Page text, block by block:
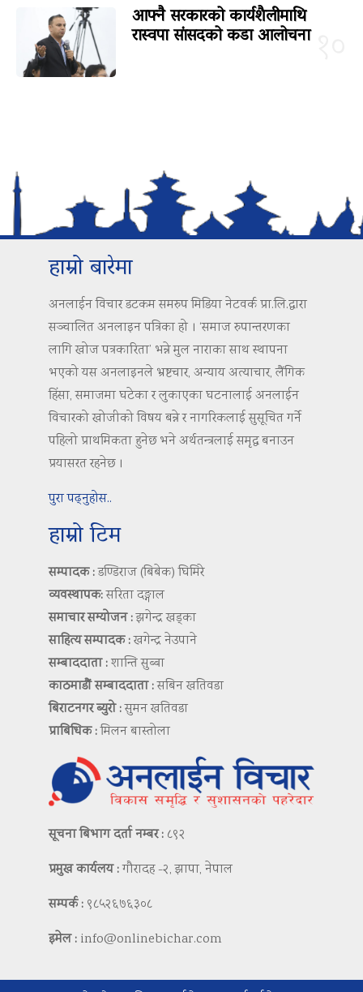
आफ्नै सरकारको कार्यशैलीमाथि
रास्वपा सांसदको कडा आलोचना
हाम्रो बारेमा
अनलाईन विचार डटकम समरुप मिडिया नेटवर्क प्रा.लि.द्वारा
सञ्चालित अनलाइन पत्रिका हो । ‘समाज रुपान्तरणका
लागि खोज पत्रकारिता’ भन्ने मुल नाराका साथ स्थापना
भएको यस अनलाइनले भ्रष्टचार, अन्याय अत्याचार, लैंगिक
हिंसा, समाजमा घटेका र लुकाएका घटनालाई अनलाईन
विचारको खोजीको विषय बन्ने र नागरिकलाई सुसूचित गर्ने
पहिलो प्राथमिकता हुनेछ भने अर्थतन्त्रलाई समृद्ध बनाउन
प्रयासरत रहनेछ ।
पुरा पढ्नुहोस..
हाम्रो टिम
सम्पादक :डण्डिराज (बिबेक) घिमिरे
व्यवस्थापक:सरिता दङ्गाल
समाचार सम्योजन :झगेन्द्र खड्का
साहित्य सम्पादक :खगेन्द्र नेउपाने
सम्बाददाता :शान्ति सुब्बा
काठमाडौं सम्बाददाता :सबिन खतिवडा
बिराटनगर ब्युरो :सुमन खतिवडा
प्राबिधिक :मिलन बास्तोला
सूचना बिभाग दर्ता नम्बर : ८९२
प्रमुख कार्यलय :गौरादह -२, झापा, नेपाल
सम्पर्क : ९८५२६७६३०८
इमेल : info@onlinebichar.com